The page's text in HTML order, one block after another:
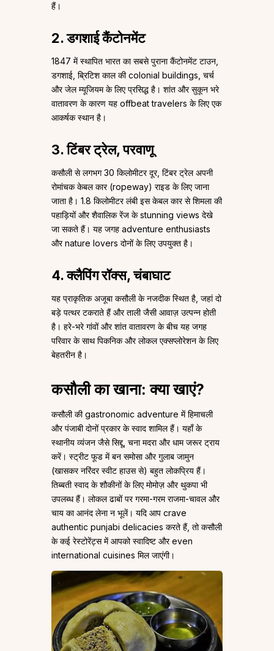
हैं।
2. डगशाई कैंटोनमेंट
1847 में स्थापित भारत का सबसे पुराना कैंटोनमेंट टाउन,
डगशाई, ब्रिटिश काल की colonial buildings, चर्च
और जेल म्यूजियम के लिए प्रसिद्ध है। शांत और सुकून भरे
वातावरण के कारण यह offbeat travelers के लिए एक
आकर्षक स्थान है।
3. टिंबर ट्रेल, परवाणू
कसौली से लगभग 30 किलोमीटर दूर, टिंबर ट्रेल अपनी
रोमांचक केबल कार (ropeway) राइड के लिए जाना
जाता है। 1.8 किलोमीटर लंबी इस केबल कार से शिमला की
पहाड़ियों और शैवालिक रेंज के stunning views देखे
जा सकते हैं। यह जगह adventure enthusiasts
और nature lovers दोनों के लिए उपयुक्त है।
4. क्लैपिंग रॉक्स, चंबाघाट
यह प्राकृतिक अजूबा कसौली के नजदीक स्थित है, जहां दो
बड़े पत्थर टकराते हैं और ताली जैसी आवाज़ उत्पन्न होती
है। हरे-भरे गांवों और शांत वातावरण के बीच यह जगह
परिवार के साथ पिकनिक और लोकल एक्सप्लोरेशन के लिए
बेहतरीन है।
कसौली का खाना: क्या खाएं?
कसौली की gastronomic adventure में हिमाचली
और पंजाबी दोनों प्रकार के स्वाद शामिल हैं। यहाँ के
स्थानीय व्यंजन जैसे सिद्दू, चना मदरा और धाम जरूर ट्राय
करें। स्ट्रीट फूड में बन समोसा और गुलाब जामुन
(खासकर नरिंदर स्वीट हाउस से) बहुत लोकप्रिय हैं।
तिब्बती स्वाद के शौकीनों के लिए मोमोज़ और थुकपा भी
उपलब्ध हैं। लोकल ढाबों पर गरमा-गरम राजमा-चावल और
चाय का आनंद लेना न भूलें। यदि आप crave
authentic punjabi delicacies करते हैं, तो कसौली
के कई रेस्टोरेंट्स में आपको स्वादिष्ट और even
international cuisines मिल जाएंगी।